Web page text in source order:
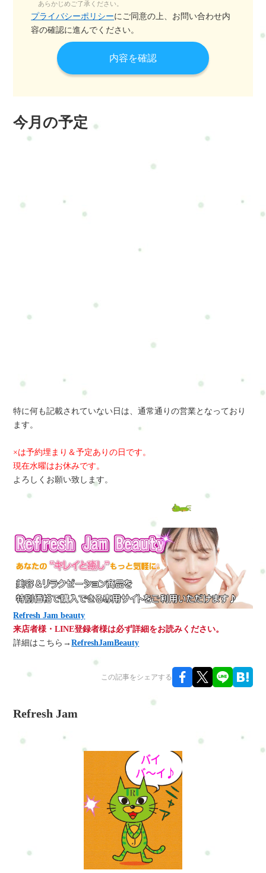
あらかじめご了承ください。
プライバシーポリシーにご同意の上、お問い合わせ内
容の確認に進んでください。
今月の予定
特に何も記載されていない日は、通常通りの営業となっており
ます。
×は予約埋まり＆予定ありの日です。
現在水曜はお休みです。
よろしくお願い致します。
Refresh Jam beauty
来店者様・LINE登録者様は必ず詳細をお読みください。
詳細はこちら→RefreshJamBeauty
この記事をシェアする
Refresh Jam